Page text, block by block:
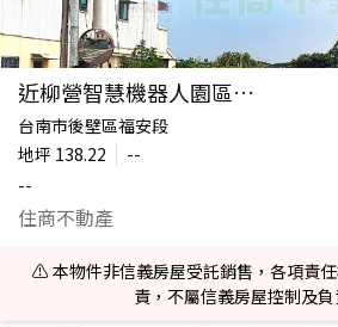
近柳營智慧機器人園區漂亮建地
台南市後壁區福安段
地坪 138.22
--
--
住商不動產
⚠️ 本物件非信義房屋受託銷售，各項責
責，不屬信義房屋控制及負